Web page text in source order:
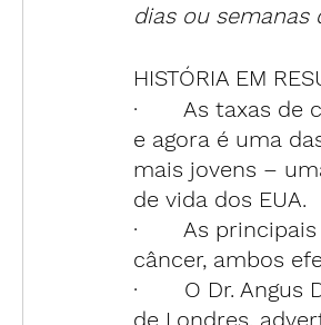
dias ou
HISTÓRIA EM
·       As taxas de
e agora é uma
mais jovens –
de vida dos EUA.
·       As
câncer, ambos
·       O Dr.
de Londres,